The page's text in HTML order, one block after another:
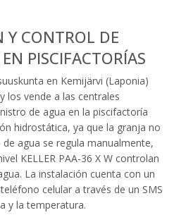
CONTROL DE
PISCIFACTORÍAS
en Kemijärvi (Laponia)
los vende a las centrales
de agua en la piscifactoría
hidrostática, ya que la granja no
agua se regula manualmente,
KELLER PAA-36 X W controlan
La instalación cuenta con un
celular a través de un SMS
y la temperatura.